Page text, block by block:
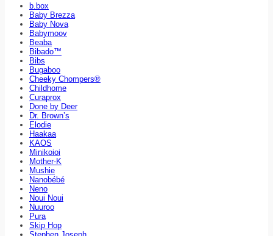
b.box
Baby Brezza
Baby Nova
Babymoov
Beaba
Bibado™
Bibs
Bugaboo
Cheeky Chompers®
Childhome
Curaprox
Done by Deer
Dr. Brown’s
Elodie
Haakaa
KAOS
Minikoioi
Mother-K
Mushie
Nanobébé
Neno
Noui Noui
Nuuroo
Pura
Skip Hop